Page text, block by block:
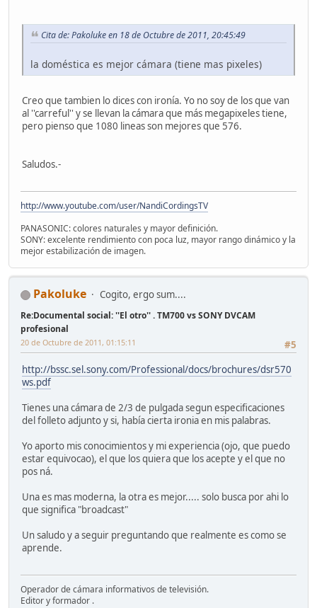
Cita de: Pakoluke en 18 de Octubre de 2011, 20:45:49
la doméstica es mejor cámara (tiene mas pixeles)
Creo que tambien lo dices con ironía. Yo no soy de los que van
al ''carreful'' y se llevan la cámara que más megapixeles tiene,
pero pienso que 1080 lineas son mejores que 576.
Saludos.-
http://www.youtube.com/user/NandiCordingsTV
PANASONIC: colores naturales y mayor definición.
SONY: excelente rendimiento con poca luz, mayor rango dinámico y la
mejor estabilización de imagen.
Pakoluke Cogito, ergo sum....
Re:Documental social: ''El otro'' . TM700 vs SONY DVCAM
profesional
#5
20 de Octubre de 2011, 01:15:11
http://bssc.sel.sony.com/Professional/docs/brochures/dsr570
ws.pdf
Tienes una cámara de 2/3 de pulgada segun especificaciones
del folleto adjunto y si, había cierta ironia en mis palabras.
Yo aporto mis conocimientos y mi experiencia (ojo, que puedo
estar equivocao), el que los quiera que los acepte y el que no
pos ná.
Una es mas moderna, la otra es mejor..... solo busca por ahi lo
que significa "broadcast"
Un saludo y a seguir preguntando que realmente es como se
aprende.
Operador de cámara informativos de televisión.
Editor y formador .